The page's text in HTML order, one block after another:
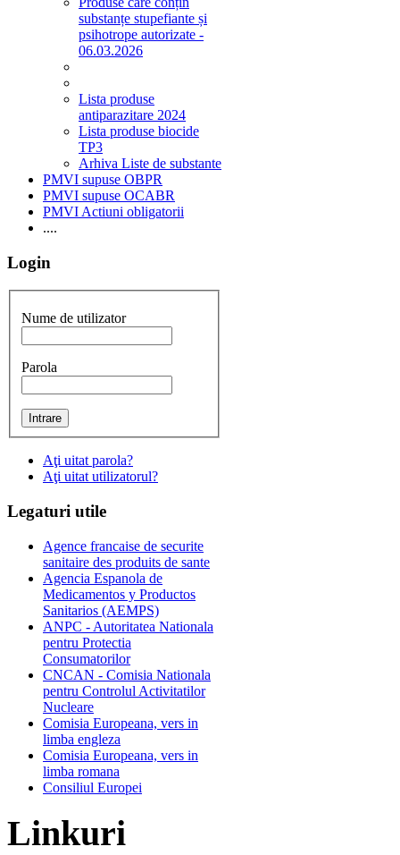
substanțe stupefiante și
psihotrope autorizate -
06.03.2026
Lista produse
antiparazitare 2024
Lista produse biocide
TP3
Arhiva Liste de substante
PMVI supuse OBPR
PMVI supuse OCABR
PMVI Actiuni obligatorii
....
Login
Nume de utilizator
Parola
Aţi uitat parola?
Aţi uitat utilizatorul?
Legaturi utile
Agence francaise de securite
sanitaire des produits de sante
Agencia Espanola de
Medicamentos y Productos
Sanitarios (AEMPS)
ANPC - Autoritatea Nationala
pentru Protectia
Consumatorilor
CNCAN - Comisia Nationala
pentru Controlul Activitatilor
Nucleare
Comisia Europeana, vers in
limba engleza
Comisia Europeana, vers in
limba romana
Consiliul Europei
Linkuri